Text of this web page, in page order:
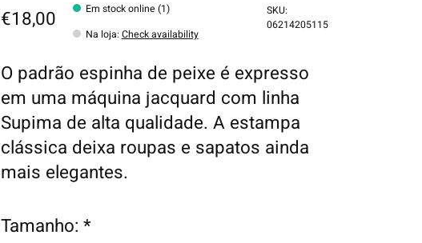
€18,00
Em stock online (1)
Na loja: Check availability
SKU:
06214205115
O padrão espinha de peixe é expresso
em uma máquina jacquard com linha
Supima de alta qualidade. A estampa
clássica deixa roupas e sapatos ainda
mais elegantes.
Tamanho:*